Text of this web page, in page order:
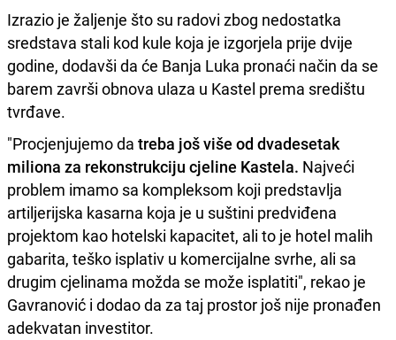
Izrazio je žaljenje što su radovi zbog nedostatka
sredstava stali kod kule koja je izgorjela prije dvije
godine, dodavši da će Banja Luka pronaći način da se
barem završi obnova ulaza u Kastel prema središtu
tvrđave.
"Procjenjujemo da treba još više od dvadesetak
miliona za rekonstrukciju cjeline Kastela. Najveći
problem imamo sa kompleksom koji predstavlja
artiljerijska kasarna koja je u suštini predviđena
projektom kao hotelski kapacitet, ali to je hotel malih
gabarita, teško isplativ u komercijalne svrhe, ali sa
drugim cjelinama možda se može isplatiti", rekao je
Gavranović i dodao da za taj prostor još nije pronađen
adekvatan investitor.